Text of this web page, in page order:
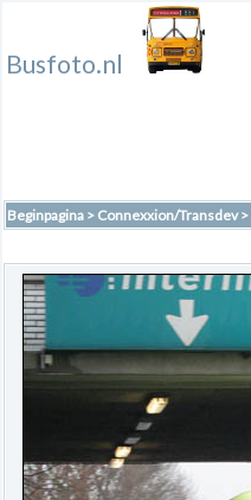
Busfoto.nl
Beginpagina > Connexxion/Transdev>